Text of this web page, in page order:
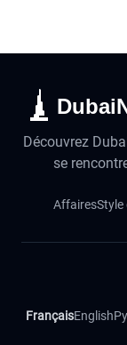
Découvrez
se
AffairesStyle
FrançaisEnglish